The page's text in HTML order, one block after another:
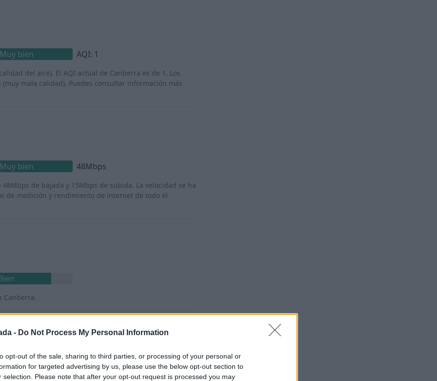
- Do Not Process My Personal Information
opt-out of the sale, sharing to third parties, or processing of your personal or
for targeted advertising by us, please use the below opt-out section to
selection. Please note that after your opt-out request is processed you may
Muy bien AQI: 1
del aire). El AQI actual de Canberra es de 1. Los
mala calidad). Puedes consultar información más
Muy bien 48Mbps
de bajada y 15Mbps de subida. La velocidad se ha
de medición y rendimiento de internet de todo el
Canberra.
bien